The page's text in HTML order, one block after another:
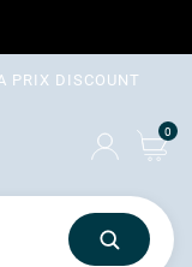
PRIX DISCOUNT
0